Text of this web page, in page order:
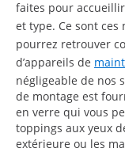
faites pour
et type. Ce sont ces
pourrez retrouver
d’appareils de
négligeable de nos
de montage est
en verre qui vous
toppings aux yeux
extérieure ou les